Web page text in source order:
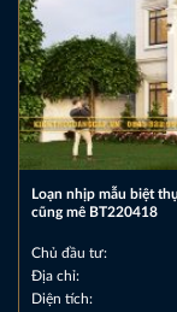
Loạn nhịp mẫu biệt
cũng mê BT220418
Chủ đầu tư:
Địa chỉ:
Diện tích: